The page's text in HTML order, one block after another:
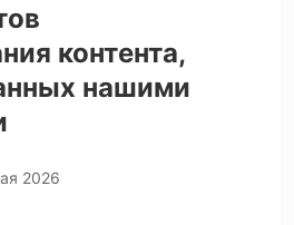
контента,
нашими
2026